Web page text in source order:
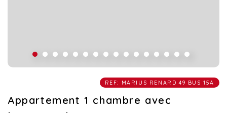
REF: MARIUS RENARD 49 BUS 15A
Appartement 1 chambre avec